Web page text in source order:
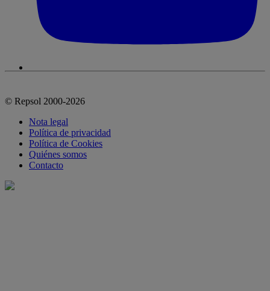
© Repsol 2000-2026
Nota legal
Política de privacidad
Política de Cookies
Quiénes somos
Contacto